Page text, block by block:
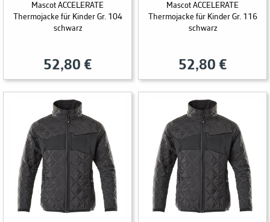
Mascot ACCELERATE
Thermojacke für Kinder Gr. 104
schwarz
52,80 €
Mascot ACCELERATE
Thermojacke für Kinder Gr. 116
schwarz
52,80 €